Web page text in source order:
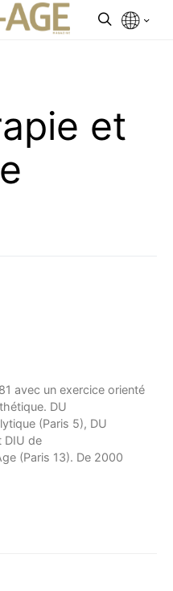
et
avec un exercice orienté
DU
(Paris 5), DU
DIU de
(Paris 13). De 2000